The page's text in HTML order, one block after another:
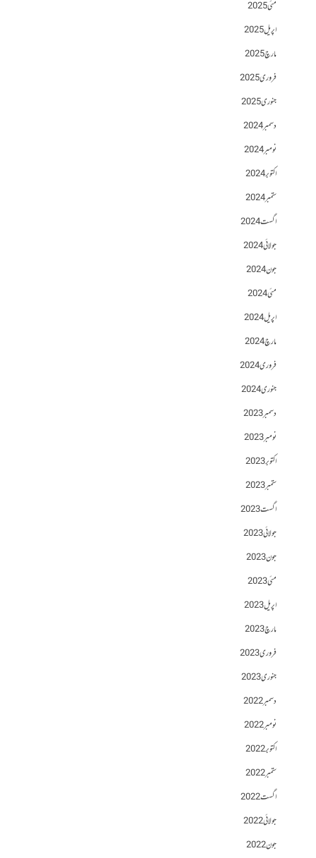
مئی 2025
اپریل 2025
مارچ 2025
فروری 2025
جنوری 2025
دسمبر 2024
نومبر 2024
اکتوبر 2024
ستمبر 2024
اگست 2024
جولائی 2024
جون 2024
مئی 2024
اپریل 2024
مارچ 2024
فروری 2024
جنوری 2024
دسمبر 2023
نومبر 2023
اکتوبر 2023
ستمبر 2023
اگست 2023
جولائی 2023
جون 2023
مئی 2023
اپریل 2023
مارچ 2023
فروری 2023
جنوری 2023
دسمبر 2022
نومبر 2022
اکتوبر 2022
ستمبر 2022
اگست 2022
جولائی 2022
جون 2022